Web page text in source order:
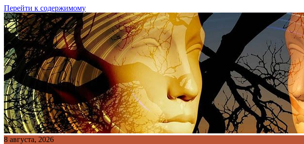
Перейти к содержимому
8 августа, 2026